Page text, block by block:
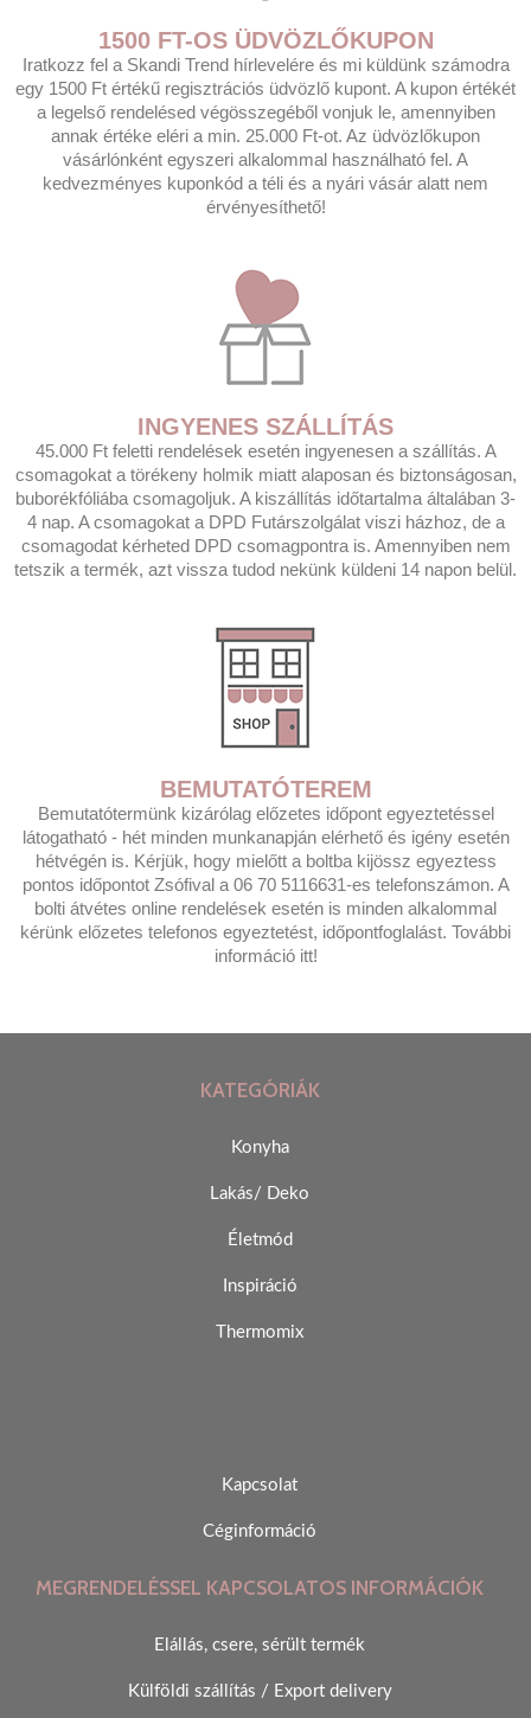
1500 FT-OS ÜDVÖZLŐKUPON
Iratkozz fel a Skandi Trend hírlevelére és mi küldünk számodra
egy 1500 Ft értékű regisztrációs üdvözlő kupont. A kupon értékét
a legelső rendelésed végösszegéből vonjuk le, amennyiben
annak értéke eléri a min. 25.000 Ft-ot. Az üdvözlőkupon
vásárlónként egyszeri alkalommal használható fel. A
kedvezményes kuponkód a téli és a nyári vásár alatt nem
érvényesíthető!
INGYENES SZÁLLÍTÁS
45.000 Ft feletti rendelések esetén ingyenesen a szállítás. A
csomagokat a törékeny holmik miatt alaposan és biztonságosan,
buborékfóliába csomagoljuk. A kiszállítás időtartalma általában 3-
4 nap. A csomagokat a DPD Futárszolgálat viszi házhoz, de a
csomagodat kérheted DPD csomagpontra is. Amennyiben nem
tetszik a termék, azt vissza tudod nekünk küldeni 14 napon belül.
BEMUTATÓTEREM
Bemutatótermünk kizárólag előzetes időpont egyeztetéssel
látogatható - hét minden munkanapján elérhető és igény esetén
hétvégén is. Kérjük, hogy mielőtt a boltba kijössz egyeztess
pontos időpontot Zsófival a 06 70 5116631-es telefonszámon. A
bolti átvétes online rendelések esetén is minden alkalommal
kérünk előzetes telefonos egyeztetést, időpontfoglalást. További
információ itt!
KATEGÓRIÁK
Konyha
Lakás/ Deko
Életmód
Inspiráció
Thermomix
Kapcsolat
Céginformáció
MEGRENDELÉSSEL KAPCSOLATOS INFORMÁCIÓK
Elállás, csere, sérült termék
Külföldi szállítás / Export delivery